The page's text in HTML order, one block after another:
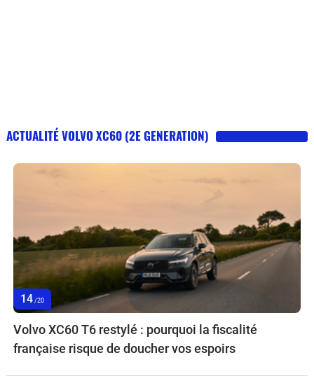
ACTUALITÉ VOLVO XC60 (2E GENERATION)
14 /20
Volvo XC60 T6 restylé : pourquoi la fiscalité
française risque de doucher vos espoirs